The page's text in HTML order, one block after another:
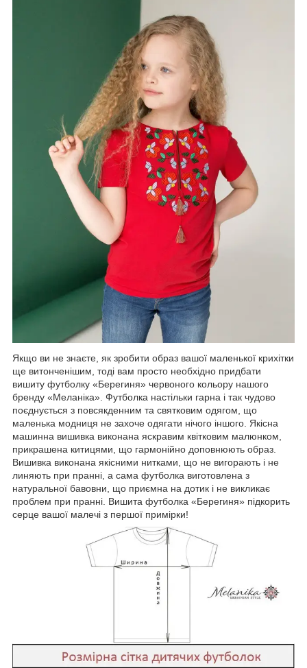
Якщо ви не знаєте, як зробити образ вашої маленької крихітки
ще витонченішим, тоді вам просто необхідно придбати
вишиту футболку «Берегиня» червоного кольору нашого
бренду «Меланіка». Футболка настільки гарна і так чудово
поєднується з повсякденним та святковим одягом, що
маленька модниця не захоче одягати нічого іншого. Якісна
машинна вишивка виконана яскравим квітковим малюнком,
прикрашена китицями, що гармонійно доповнюють образ.
Вишивка виконана якісними нитками, що не вигорають і не
линяють при пранні, а сама футболка виготовлена з
натуральної бавовни, що приємна на дотик і не викликає
проблем при пранні. Вишита футболка «Берегиня» підкорить
серце вашої малечі з першої примірки!